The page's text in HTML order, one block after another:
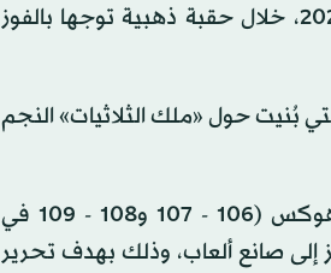
ليكرز وساكرامنتو كينغز، أحد أبرز مساعدي ستيف كير مع ووريرز بين عامي 2016 و2022، خلال حقبة ذهبية توجها بالفوز
بُنيت حول «ملك الثلاثيات» النجم
بعد بداية بطيئة في الأدوار الإقصائية وخسارتين توالياً بفارق نقطة واحدة أمام فريق هوكس (106 - 107 و108 - 109 في
إلى صانع ألعاب، وذلك بهدف تحرير